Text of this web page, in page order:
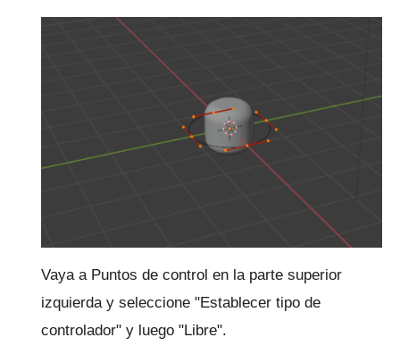
Vaya a Puntos de control en la parte superior
izquierda y seleccione "Establecer tipo de
controlador" y luego "Libre".